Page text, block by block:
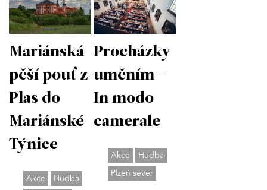
Mariánská
pěší pouť z
Plas do
Mariánské
Týnice
Akce
Hudba
Procházky
uměním -
In modo
camerale
Akce
Hudba
Plzeň sever